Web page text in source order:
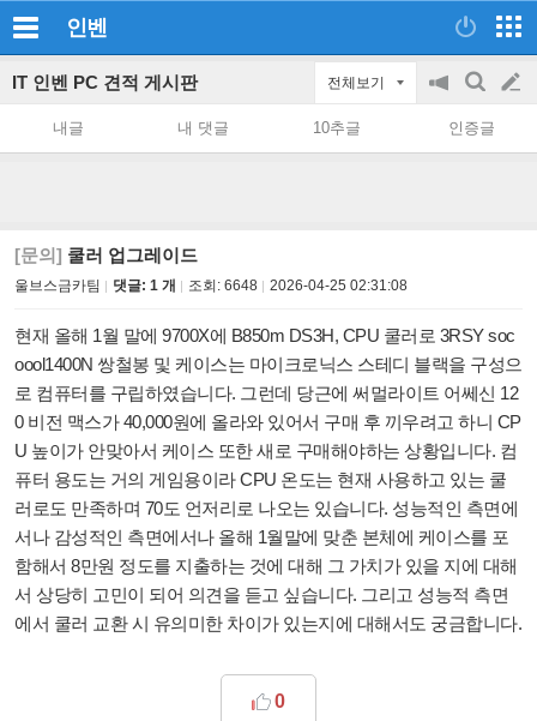
인벤
IT 인벤 PC 견적 게시판 전체보기
공
on/off
검
색
글
쓰
내글 내 댓글 10추글 인증글
[문의] 쿨러 업그레이드
울브스금카팀 댓글: 1 개 조회: 6648 2026-04-25 02:31:08
현재 올해 1월 말에 9700X에 B850m DS3H, CPU 쿨러로 3RSY soc
oool1400N 쌍철봉 및 케이스는 마이크로닉스 스테디 블랙을 구성으
로 컴퓨터를 구립하였습니다. 그런데 당근에 써멀라이트 어쎄신 12
0 비전 맥스가 40,000원에 올라와 있어서 구매 후 끼우려고 하니 CP
U 높이가 안맞아서 케이스 또한 새로 구매해야하는 상황입니다. 컴
퓨터 용도는 거의 게임용이라 CPU 온도는 현재 사용하고 있는 쿨
러로도 만족하며 70도 언저리로 나오는 있습니다. 성능적인 측면에
서나 감성적인 측면에서나 올해 1월말에 맞춘 본체에 케이스를 포
함해서 8만원 정도를 지출하는 것에 대해 그 가치가 있을 지에 대해
서 상당히 고민이 되어 의견을 듣고 싶습니다. 그리고 성능적 측면
에서 쿨러 교환 시 유의미한 차이가 있는지에 대해서도 궁금합니다.
0